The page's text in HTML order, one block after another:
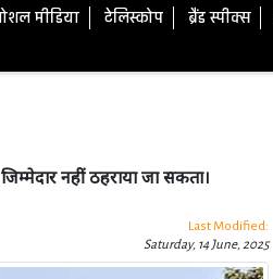
मीडिया टेलिस्कोप ब्रैंड स्पीक्स
नहीं ठहराया जा सकता।
Last Modified:
Saturday, 14 June, 2025